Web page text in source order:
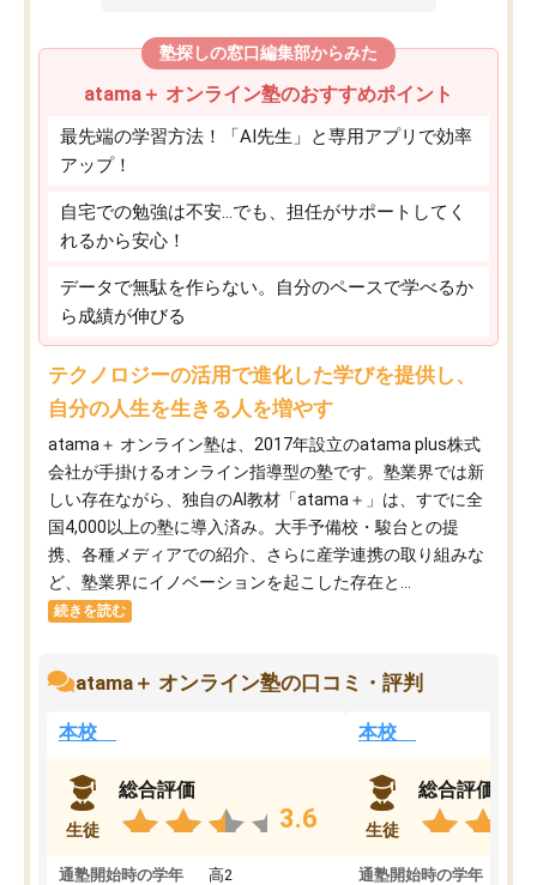
塾探しの窓口編集部からみた
atama＋ オンライン塾のおすすめポイント
最先端の学習方法！「AI先生」と専用アプリで効率
アップ！
自宅での勉強は不安…でも、担任がサポートしてく
れるから安心！
データで無駄を作らない。自分のペースで学べるか
ら成績が伸びる
テクノロジーの活用で進化した学びを提供し、
自分の人生を生きる人を増やす
atama＋ オンライン塾は、2017年設立のatama plus株式
会社が手掛けるオンライン指導型の塾です。塾業界では新
しい存在ながら、独自のAI教材「atama＋」は、すでに全
国4,000以上の塾に導入済み。大手予備校・駿台との提
携、各種メディアでの紹介、さらに産学連携の取り組みな
ど、塾業界にイノベーションを起こした存在と...
続きを読む
atama＋ オンライン塾の口コミ・評判
本校
生徒
総合評価
3.6
通塾開始時の学年 高2
本校
生徒
総合評価
通塾開始時の学年